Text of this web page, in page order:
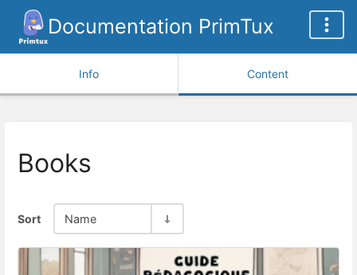
Documentation PrimTux
Info Content
Books
Sort Name